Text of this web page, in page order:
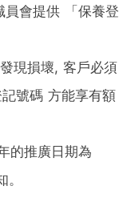
員會提供 「保養登
現損壞, 客戶必須
號碼 方能享有額
的推廣日期為